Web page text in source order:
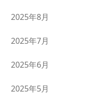
2025年8月
2025年7月
2025年6月
2025年5月